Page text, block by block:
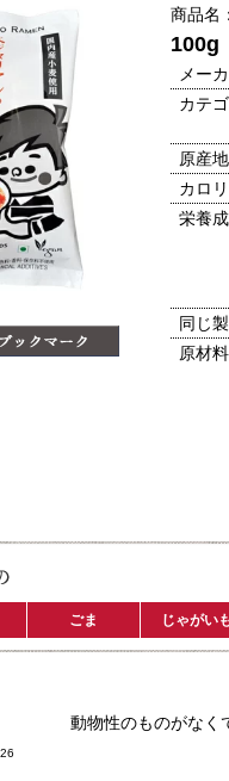
商品名：
100g
メー
カテ
原産地
カロ
栄養
同じ
原材料
ごま じゃがい
動物性のものがなく